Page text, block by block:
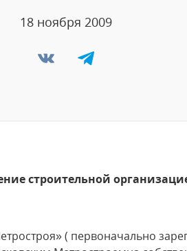
18 ноября 2009
строительной
( первоначально